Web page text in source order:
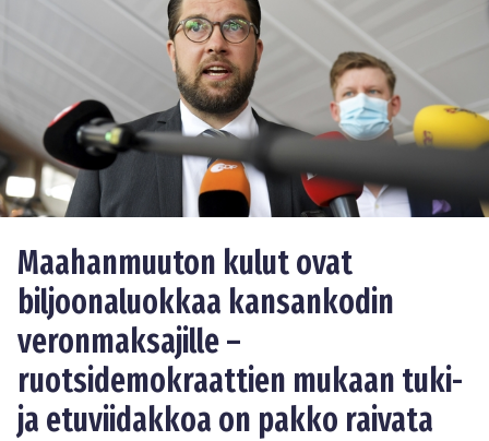
Maahanmuuton kulut ovat
biljoonaluokkaa kansankodin
veronmaksajille –
ruotsidemokraattien mukaan tuki-
ja etuviidakkoa on pakko raivata